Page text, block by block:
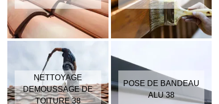
NETTOYAGE
DEMOUSSAGE DE
TOITURE 38
POSE DE BANDEAU
ALU 38